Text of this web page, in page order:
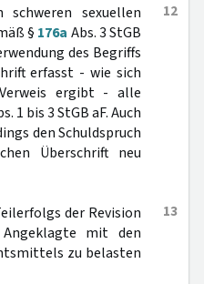
12
sexuellen
§ 176a Abs. 3 StGB
des Begriffs
erfasst - wie sich
ergibt - alle
1 bis 3 StGB aF. Auch
den Schuldspruch
Überschrift neu
13
der Revision
mit den
zu belasten